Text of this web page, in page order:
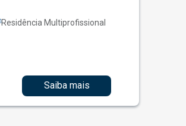
Residência Multiprofissional
Saiba mais